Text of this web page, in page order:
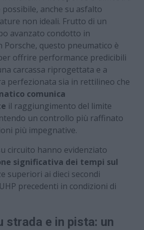
anche su asfalto
non ideali. Frutto di un
avanzato condotto in
Porsche, questo pneumatico è
offrire performance predicibili
carcassa riprogettata e a
perfezionata sia in rettilineo che
comunica
il raggiungimento del limite
un controllo più raffinato
più impegnative.
circuito hanno evidenziato
significativa dei tempi sul
superiori ai dieci secondi
precedenti in condizioni di
strada e in pista: un